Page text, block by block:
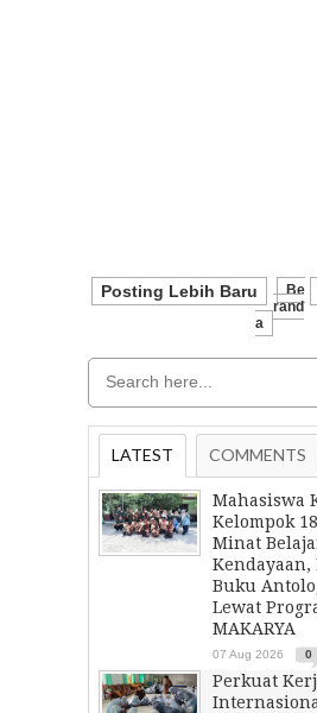
Posting Lebih Baru
Be
Rand
A
LATEST COMMENTS
Mahasiswa
Kelompok
Minat
Buku
Lewat
MAKARYA
07 Aug 2026 0
Perkuat